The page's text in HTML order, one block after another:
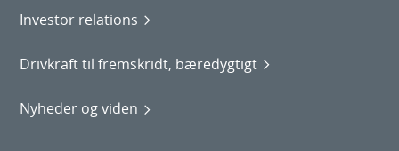
Investor relations
Drivkraft til fremskridt, bæredygtigt
Nyheder og viden